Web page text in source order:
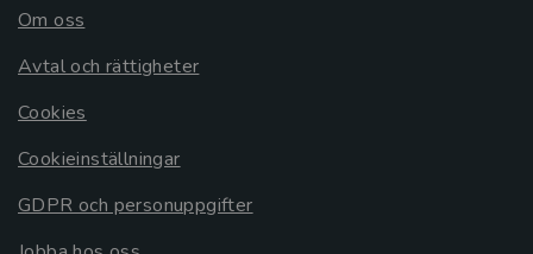
Om oss
Avtal och rättigheter
Cookies
Cookieinställningar
GDPR och personuppgifter